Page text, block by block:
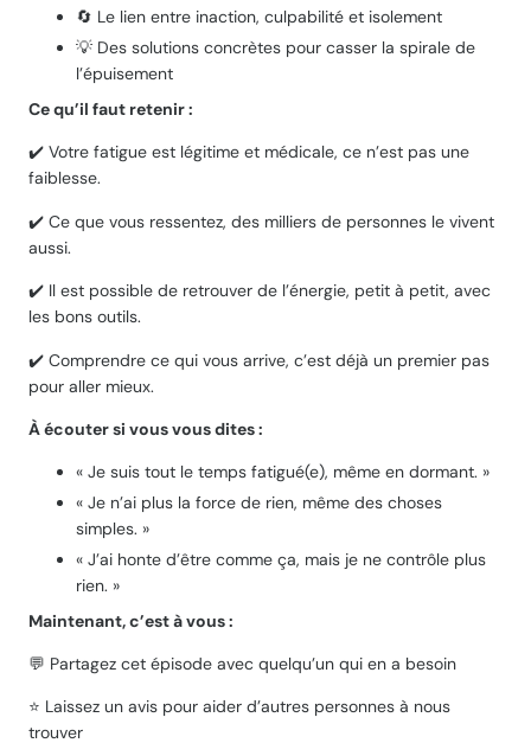
🔄 Le lien entre inaction, culpabilité et isolement
💡 Des solutions concrètes pour casser la spirale de
l’épuisement
Ce qu’il faut retenir :
✔️ Votre fatigue est légitime et médicale, ce n’est pas une
faiblesse.
✔️ Ce que vous ressentez, des milliers de personnes le vivent
aussi.
✔️ Il est possible de retrouver de l’énergie, petit à petit, avec
les bons outils.
✔️ Comprendre ce qui vous arrive, c’est déjà un premier pas
pour aller mieux.
À écouter si vous vous dites :
« Je suis tout le temps fatigué(e), même en dormant. »
« Je n’ai plus la force de rien, même des choses
simples. »
« J’ai honte d’être comme ça, mais je ne contrôle plus
rien. »
Maintenant, c’est à vous :
💬 Partagez cet épisode avec quelqu’un qui en a besoin
⭐ Laissez un avis pour aider d’autres personnes à nous
trouver